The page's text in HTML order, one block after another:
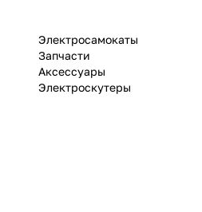
Электросамокаты
Запчасти
Аксессуары
Электроскутеры